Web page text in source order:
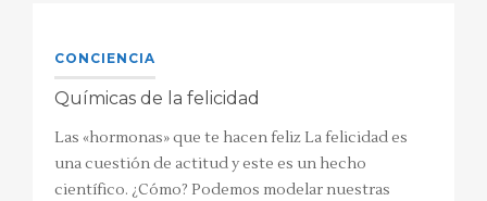
CONCIENCIA
Químicas de la felicidad
Las «hormonas» que te hacen feliz La felicidad es
una cuestión de actitud y este es un hecho
científico. ¿Cómo? Podemos modelar nuestras